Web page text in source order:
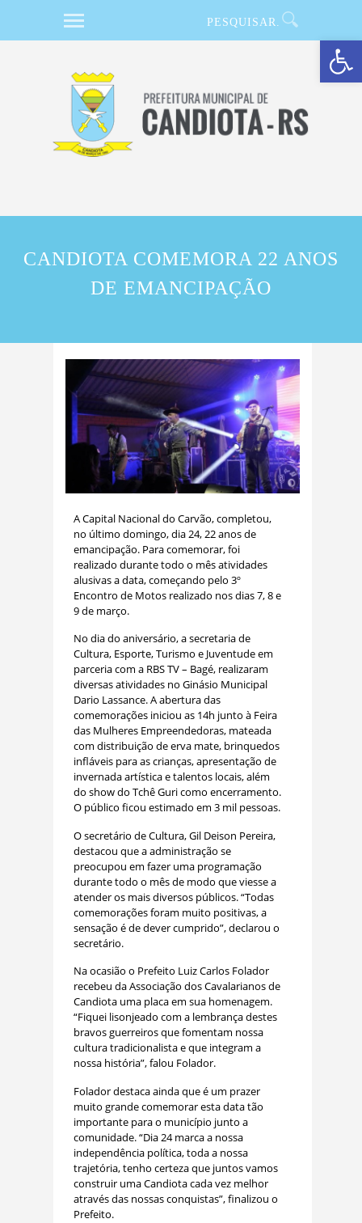
Barra de Ferramentas Aberta
CANDIOTA COMEMORA 22 ANOS
DE EMANCIPAÇÃO
A Capital Nacional do Carvão, completou,
no último domingo, dia 24, 22 anos de
emancipação. Para comemorar, foi
realizado durante todo o mês atividades
alusivas a data, começando pelo 3º
Encontro de Motos realizado nos dias 7, 8 e
9 de março.
No dia do aniversário, a secretaria de
Cultura, Esporte, Turismo e Juventude em
parceria com a RBS TV – Bagé, realizaram
diversas atividades no Ginásio Municipal
Dario Lassance. A abertura das
comemorações iniciou as 14h junto à Feira
das Mulheres Empreendedoras, mateada
com distribuição de erva mate, brinquedos
infláveis para as crianças, apresentação de
invernada artística e talentos locais, além
do show do Tchê Guri como encerramento.
O público ficou estimado em 3 mil pessoas.
O secretário de Cultura, Gil Deison Pereira,
destacou que a administração se
preocupou em fazer uma programação
durante todo o mês de modo que viesse a
atender os mais diversos públicos. “Todas
comemorações foram muito positivas, a
sensação é de dever cumprido”, declarou o
secretário.
Na ocasião o Prefeito Luiz Carlos Folador
recebeu da Associação dos Cavalarianos de
Candiota uma placa em sua homenagem.
“Fiquei lisonjeado com a lembrança destes
bravos guerreiros que fomentam nossa
cultura tradicionalista e que integram a
nossa história”, falou Folador.
Folador destaca ainda que é um prazer
muito grande comemorar esta data tão
importante para o município junto a
comunidade. “Dia 24 marca a nossa
independência política, toda a nossa
trajetória, tenho certeza que juntos vamos
construir uma Candiota cada vez melhor
através das nossas conquistas”, finalizou o
Prefeito.